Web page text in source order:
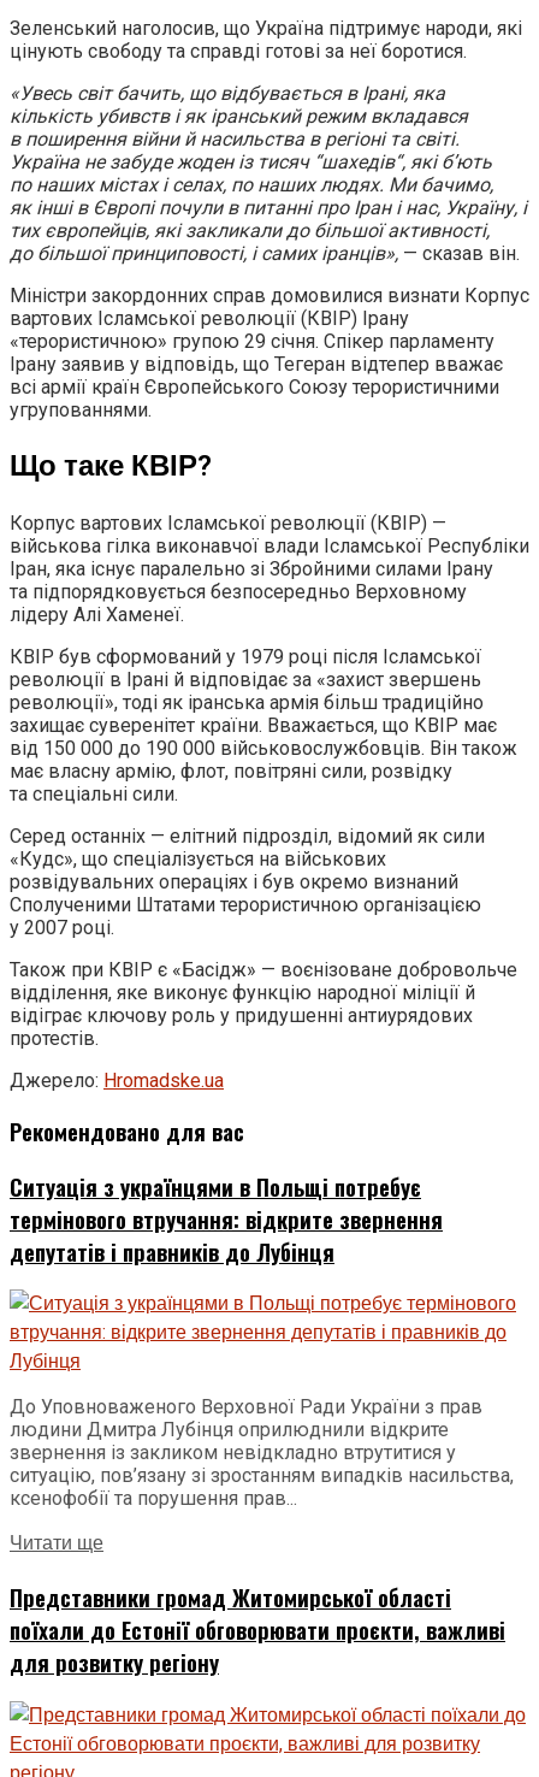
Зеленський наголосив, що Україна підтримує народи, які
цінують свободу та справді готові за неї боротися.
«Увесь світ бачить, що відбувається в Ірані, яка
кількість убивств і як іранський режим вкладався
в поширення війни й насильства в регіоні та світі.
Україна не забуде жоден із тисяч “шахедів“, які б’ють
по наших містах і селах, по наших людях. Ми бачимо,
як інші в Європі почули в питанні про Іран і нас, Україну, і
тих європейців, які закликали до більшої активності,
до більшої принциповості, і самих іранців», — сказав він.
Міністри закордонних справ домовилися визнати Корпус
вартових Ісламської революції (КВІР) Ірану
«терористичною» групою 29 січня. Спікер парламенту
Ірану заявив у відповідь, що Тегеран відтепер вважає
всі армії країн Європейського Союзу терористичними
угрупованнями.
Що таке КВІР?
Корпус вартових Ісламської революції (КВІР) —
військова гілка виконавчої влади Ісламської Республіки
Іран, яка існує паралельно зі Збройними силами Ірану
та підпорядковується безпосередньо Верховному
лідеру Алі Хаменеї.
КВІР був сформований у 1979 році після Ісламської
революції в Ірані й відповідає за «захист звершень
революції», тоді як іранська армія більш традиційно
захищає суверенітет країни. Вважається, що КВІР має
від 150 000 до 190 000 військовослужбовців. Він також
має власну армію, флот, повітряні сили, розвідку
та спеціальні сили.
Серед останніх — елітний підрозділ, відомий як сили
«Кудс», що спеціалізується на військових
розвідувальних операціях і був окремо визнаний
Сполученими Штатами терористичною організацією
у 2007 році.
Також при КВІР є «Басідж» — воєнізоване добровольче
відділення, яке виконує функцію народної міліції й
відіграє ключову роль у придушенні антиурядових
протестів.
Джерело: Нromadske.ua
Рекомендовано для вас
Ситуація з українцями в Польщі потребує
термінового втручання: відкрите звернення
депутатів і правників до Лубінця
До Уповноваженого Верховної Ради України з прав
людини Дмитра Лубінця оприлюднили відкрите
звернення із закликом невідкладно втрутитися у
ситуацію, пов’язану зі зростанням випадків насильства,
ксенофобії та порушення прав...
Читати ще
Представники громад Житомирської області
поїхали до Естонії обговорювати проєкти, важливі
для розвитку регіону